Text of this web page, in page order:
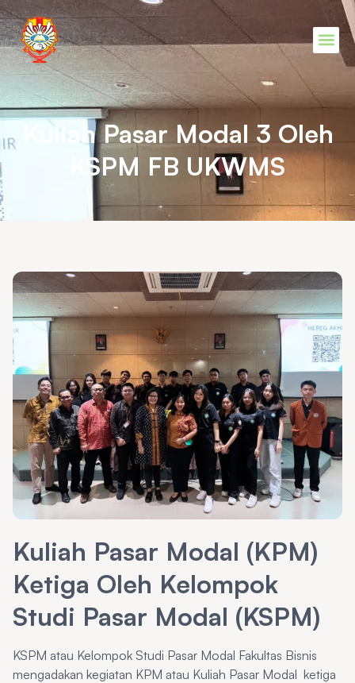
Kuliah Pasar Modal 3 Oleh
KSPM FB UKWMS
Kuliah Pasar Modal (KPM)
Ketiga Oleh Kelompok
Studi Pasar Modal (KSPM)
KSPM atau Kelompok Studi Pasar Modal Fakultas Bisnis
mengadakan kegiatan KPM atau Kuliah Pasar Modal ketiga